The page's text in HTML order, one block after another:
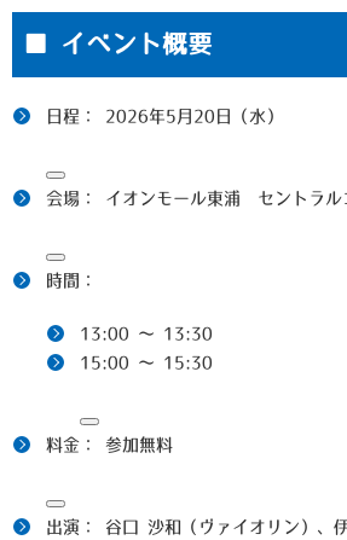
■ イベント概要
日程： 2026年5月20日（水）
会場： イオンモール東浦 セントラル
時間：
13:00 〜 13:30
15:00 〜 15:30
料金： 参加無料
出演： 谷口 沙和（ヴァイオリン）、